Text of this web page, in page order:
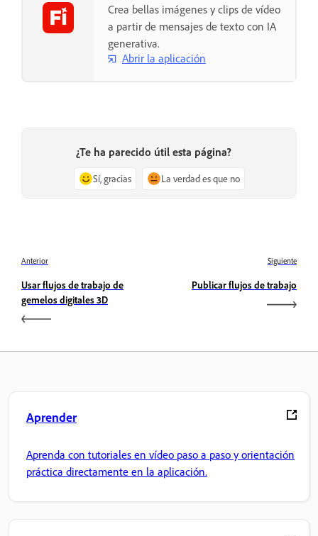
Crea bellas imágenes y clips de vídeo
a partir de mensajes de texto con IA
generativa.
Abrir la aplicación
¿Te ha parecido útil esta página?
Sí, gracias La verdad es que no
Anterior
Usar flujos de trabajo de
gemelos digitales 3D
Siguiente
Publicar flujos de trabajo
Aprender
Aprenda con tutoriales en vídeo paso a paso y orientación
práctica directamente en la aplicación.